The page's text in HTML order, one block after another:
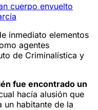
cuerpo envuelto
inmediato elementos
agentes
de Criminalística y
fue encontrado un
hacía alusión que
un habitante de la